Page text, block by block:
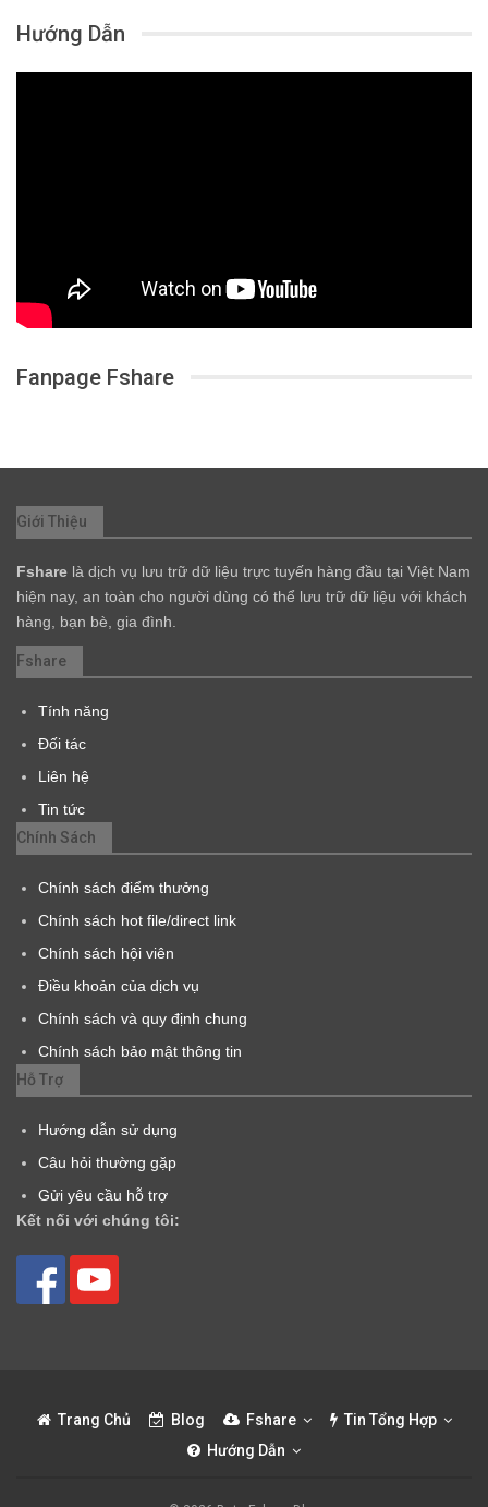
Hướng Dẫn
Fanpage Fshare
Giới Thiệu
Fshare là dịch vụ lưu trữ dữ liệu trực tuyến hàng đầu tại Việt Nam
hiện nay, an toàn cho người dùng có thể lưu trữ dữ liệu với khách
hàng, bạn bè, gia đình.
Fshare
Tính năng
Đối tác
Liên hệ
Tin tức
Chính Sách
Chính sách điểm thưởng
Chính sách hot file/direct link
Chính sách hội viên
Điều khoản của dịch vụ
Chính sách và quy định chung
Chính sách bảo mật thông tin
Hỗ Trợ
Hướng dẫn sử dụng
Câu hỏi thường gặp
Gửi yêu cầu hỗ trợ
Kết nối với chúng tôi:
Trang Chủ Blog Fshare
Tin Tổng Hợp
Hướng Dẫn